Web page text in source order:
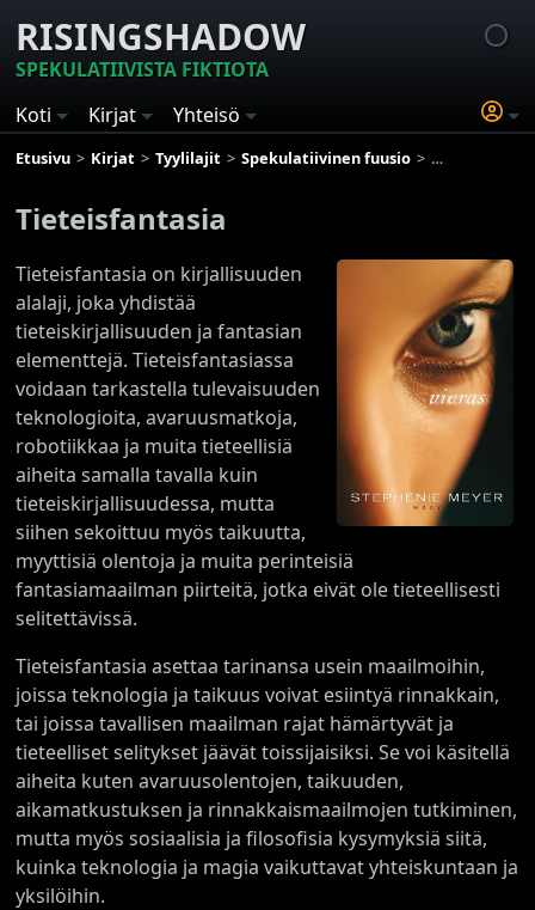
RISINGSHADOW
SPEKULATIIVISTA FIKTIOTA
Koti
Kirjat Yhteisö
Etusivu Kirjat Tyylilajit Spekulatiivinen fuusio Tieteisfantasia
Tieteisfantasia
Tieteisfantasia on kirjallisuuden
alalaji, joka yhdistää
tieteiskirjallisuuden ja fantasian
elementtejä. Tieteisfantasiassa
voidaan tarkastella tulevaisuuden
teknologioita, avaruusmatkoja,
robotiikkaa ja muita tieteellisiä
aiheita samalla tavalla kuin
tieteiskirjallisuudessa, mutta
siihen sekoittuu myös taikuutta,
myyttisiä olentoja ja muita perinteisiä
fantasiamaailman piirteitä, jotka eivät ole tieteellisesti
selitettävissä.
Tieteisfantasia asettaa tarinansa usein maailmoihin,
joissa teknologia ja taikuus voivat esiintyä rinnakkain,
tai joissa tavallisen maailman rajat hämärtyvät ja
tieteelliset selitykset jäävät toissijaisiksi. Se voi käsitellä
aiheita kuten avaruusolentojen, taikuuden,
aikamatkustuksen ja rinnakkaismaailmojen tutkiminen,
mutta myös sosiaalisia ja filosofisia kysymyksiä siitä,
kuinka teknologia ja magia vaikuttavat yhteiskuntaan ja
yksilöihin.